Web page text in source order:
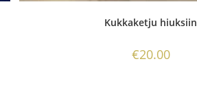
Kukkaketju hiuksiin
€20.00